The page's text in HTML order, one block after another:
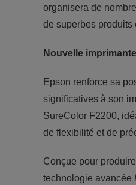
organisera de
de superbes produits
Nouvelle
Epson renforce sa
significatives à son
SureColor F2200,
de flexibilité et de
Conçue pour
technologie avancée